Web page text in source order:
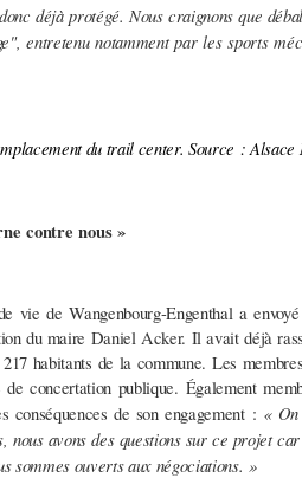
déjà protégé. Nous craignons que
entretenu notamment par les sports
du trail center. Source : Alsace
contre nous »
vie de Wangenbourg-Engenthal a
du maire Daniel Acker. Il avait déjà
habitants de la commune. Les
concertation publique. Également
conséquences de son engagement : «
nous avons des questions sur ce projet
sommes ouverts aux négociations. »